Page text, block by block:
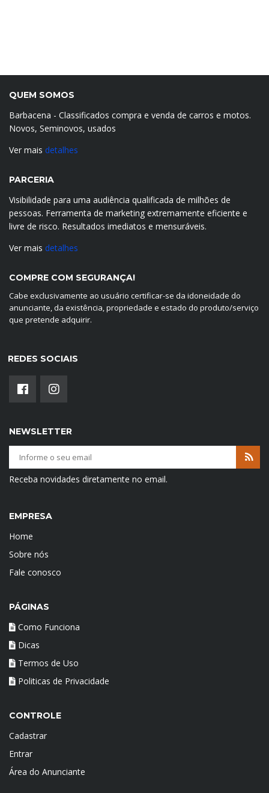
QUEM SOMOS
Barbacena - Classificados compra e venda de carros e motos.
Novos, Seminovos, usados
Ver mais detalhes
PARCERIA
Visibilidade para uma audiência qualificada de milhões de
pessoas. Ferramenta de marketing extremamente eficiente e
livre de risco. Resultados imediatos e mensuráveis.
Ver mais detalhes
COMPRE COM SEGURANÇA!
Cabe exclusivamente ao usuário certificar-se da idoneidade do
anunciante, da existência, propriedade e estado do produto/serviço
que pretende adquirir.
REDES SOCIAIS
NEWSLETTER
Receba novidades diretamente no email.
EMPRESA
Home
Sobre nós
Fale conosco
PÁGINAS
Como Funciona
Dicas
Termos de Uso
Politicas de Privacidade
CONTROLE
Cadastrar
Entrar
Área do Anunciante